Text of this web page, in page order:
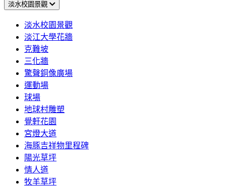
淡水校園景觀
淡水校園景觀
淡江大學花牆
克難坡
三化牆
驚聲銅像廣場
運動場
球場
地球村雕塑
覺軒花園
宮燈大道
海豚吉祥物里程碑
陽光草坪
情人道
牧羊草坪